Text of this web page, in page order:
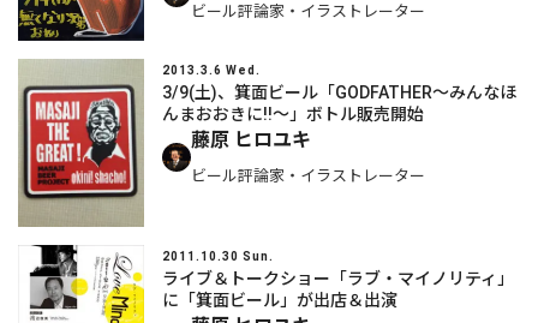
ビール評論家・イラストレーター
2013.3.6 Wed.
3/9(土)、箕面ビール「GODFATHER～みんなほ
んまおおきに!!～」ボトル販売開始
藤原 ヒロユキ
ビール評論家・イラストレーター
2011.10.30 Sun.
ライブ＆トークショー「ラブ・マイノリティ」
に「箕面ビール」が出店＆出演